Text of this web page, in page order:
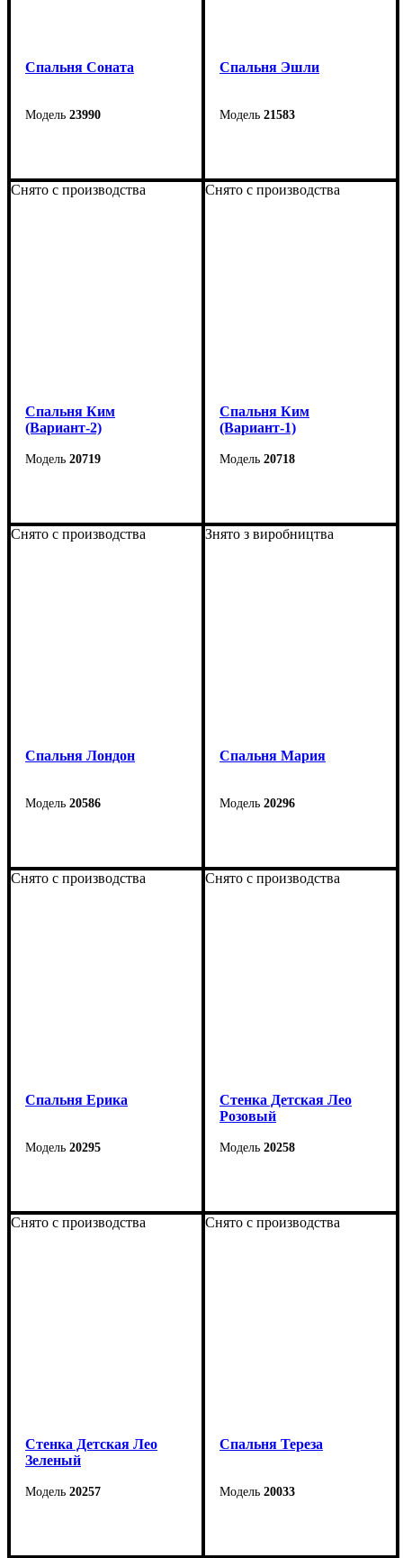
Спальня Соната
23990
Спальня Эшли
21583
Снято с производства
Спальня Ким
(Вариант-2)
20719
Снято с производства
Спальня Ким
(Вариант-1)
20718
Снято с производства
Спальня Лондон
20586
Знято з виробництва
Cпальня Мария
20296
Снято с производства
Cпальня Ерика
20295
Снято с производства
Стенка Детская Лео
Розовый
20258
Снято с производства
Стенка Детская Лео
Зеленый
20257
Снято с производства
Cпальня Тереза
20033